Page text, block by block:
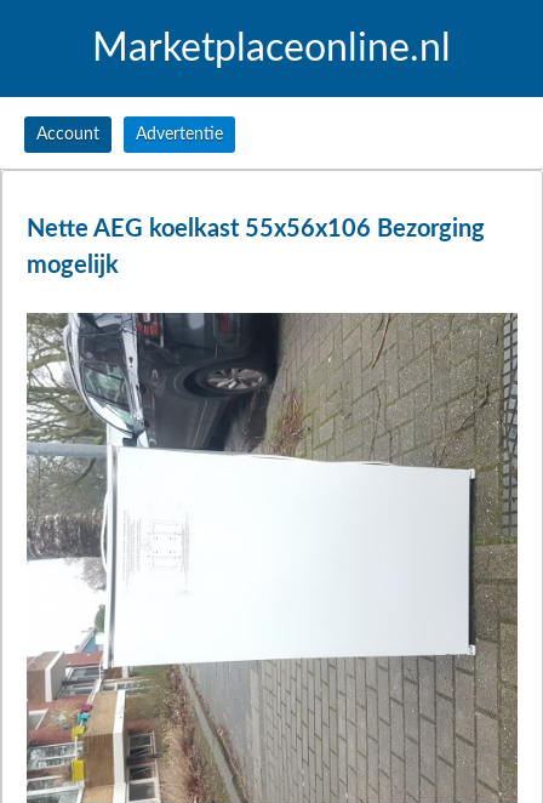
Marketplaceonline.nl
Account Advertentie
Nette AEG koelkast 55x56x106 Bezorging
mogelijk